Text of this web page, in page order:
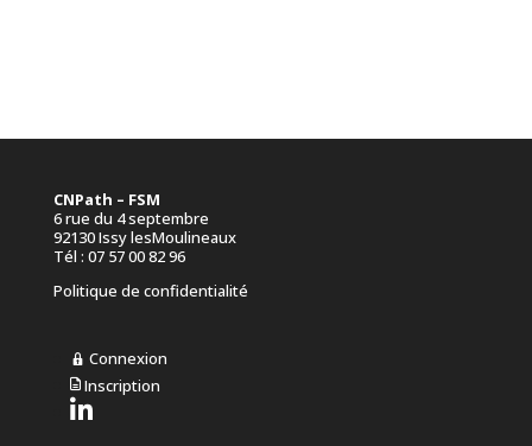
CNPath – FSM
6 rue du 4 septembre
92130 Issy lesMoulineaux
Tél : 07 57 00 82 96
Politique de confidentialité
Connexion
Inscription
L